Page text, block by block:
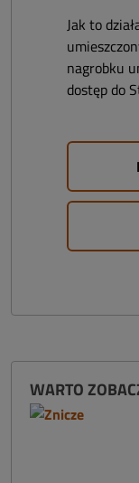
Jak to
nagrobku
dostęp do
WARTO